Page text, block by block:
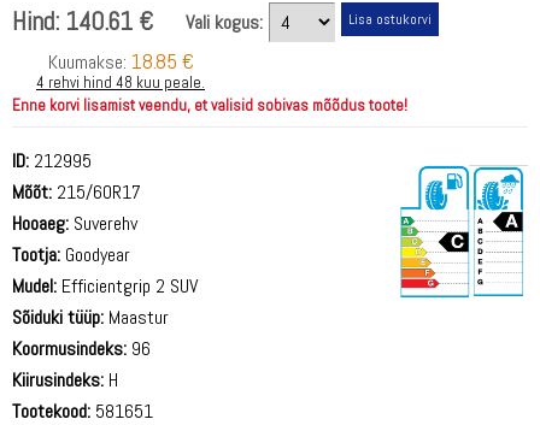
Hind: 140.61 €
Vali kogus:
Kuumakse: 18.85 €
4 rehvi hind 48 kuu peale.
Enne korvi lisamist veendu, et valisid sobivas mõõdus toote!
ID: 212995
Mõõt: 215/60R17
Hooaeg: Suverehv
Tootja: Goodyear
Mudel: Efficientgrip 2 SUV
Sõiduki tüüp: Maastur
Koormusindeks: 96
Kiirusindeks: H
Tootekood: 581651